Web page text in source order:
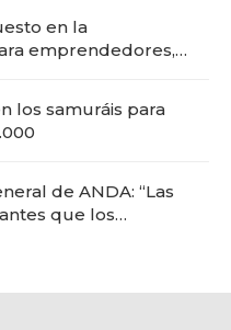
en la
emprendedores,
los samuráis para
de ANDA: “Las
que los